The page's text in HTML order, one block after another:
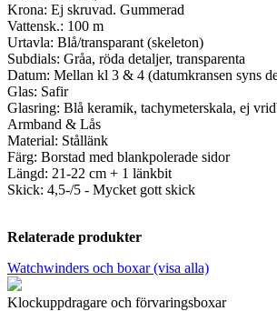
Krona: Ej skruvad. Gummerad
Vattensk.: 100 m
Urtavla: Blå/transparant (skeleton)
Subdials: Gråa, röda detaljer, transparenta
Datum: Mellan kl 3 & 4 (datumkransen syns
Glas: Safir
Glasring: Blå keramik, tachymeterskala, ej
Armband & Lås
Material: Stållänk
Färg: Borstad med blankpolerade sidor
Längd: 21-22 cm + 1 länkbit
Skick: 4,5-/5 - Mycket gott skick
Relaterade produkter
Watchwinders och boxar (visa alla)
Klockuppdragare och förvaringsboxar